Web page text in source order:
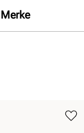
Overdel:
Merke